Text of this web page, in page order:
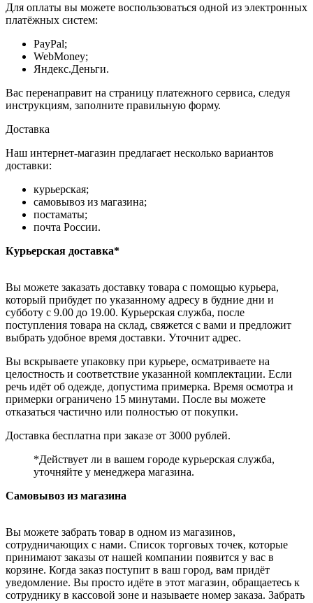
Для оплаты вы можете воспользоваться одной из электронных
платёжных систем:
PayPal;
WebMoney;
Яндекс.Деньги.
Вас перенаправит на страницу платежного сервиса, следуя
инструкциям, заполните правильную форму.
Доставка
Наш интернет-магазин предлагает несколько вариантов
доставки:
курьерская;
самовывоз из магазина;
постаматы;
почта России.
Курьерская доставка*
Вы можете заказать доставку товара с помощью курьера,
который прибудет по указанному адресу в будние дни и
субботу с 9.00 до 19.00. Курьерская служба, после
поступления товара на склад, свяжется с вами и предложит
выбрать удобное время доставки. Уточнит адрес.
Вы вскрываете упаковку при курьере, осматриваете на
целостность и соответствие указанной комплектации. Если
речь идёт об одежде, допустима примерка. Время осмотра и
примерки ограничено 15 минутами. После вы можете
отказаться частично или полностью от покупки.
Доставка бесплатна при заказе от 3000 рублей.
*Действует ли в вашем городе курьерская служба,
уточняйте у менеджера магазина.
Самовывоз из магазина
Вы можете забрать товар в одном из магазинов,
сотрудничающих с нами. Список торговых точек, которые
принимают заказы от нашей компании появится у вас в
корзине. Когда заказ поступит в ваш город, вам придёт
уведомление. Вы просто идёте в этот магазин, обращаетесь к
сотруднику в кассовой зоне и называете номер заказа. Забрать